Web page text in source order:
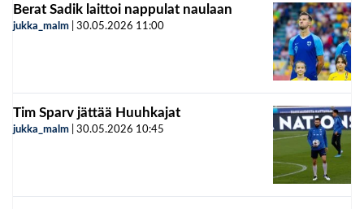
Berat Sadik laittoi nappulat naulaan
jukka_malm 30.05.2026 11:00
Tim Sparv jättää Huuhkajat
jukka_malm 30.05.2026 10:45